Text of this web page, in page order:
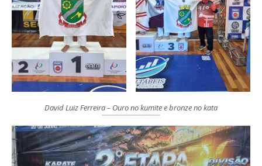
David Luiz Ferreira – Ouro no kumite e bronze no kata